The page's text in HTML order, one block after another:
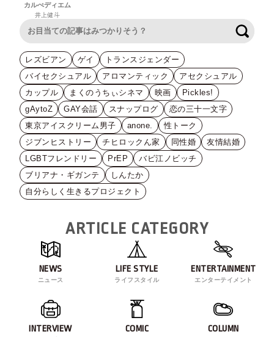
カルぺディエム
井上健斗
レズビアン ゲイ
トランスジェンダー
バイセクシュアル
アロマンティック
アセクシュアル
カップル
まくのうちぃシネマ 映画
Pickles!
gAytoZ
GAY会話 スナップログ
恋の三十一文字
東京アイスクリーム男子
anone.
性トーク
ジブンヒストリー
チヒロックん家 同性婚
友情結婚
LGBTフレンドリー
PrEP
バビ江ノビッチ
ブリアナ・ギガンテ
しんたか
自分らしく生きるプロジェクト
ARTICLE CATEGORY
NEWS
ニュース
LIFE STYLE
ライフスタイル
ENTERTAINMENT
エンターテイメント
INTERVIEW COMIC COLUMN